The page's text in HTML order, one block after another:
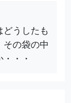
うしたも
の袋の中
・・